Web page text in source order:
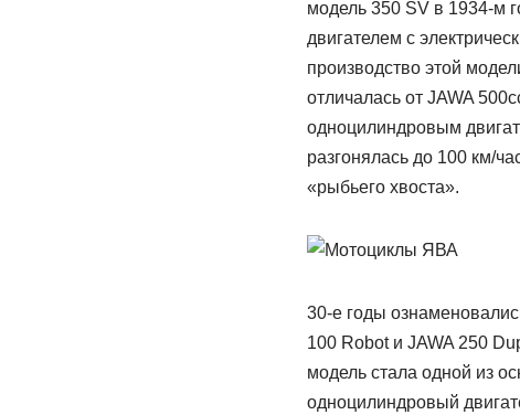
модель 350 SV в 1934-м
двигателем с
производство этой
отличалась от JAWA
одноцилиндровым
разгонялась до 100 км/
«рыбьего хвоста».
30-е годы
100 Robot и JAWA 250
модель стала одной из
одноцилиндровый